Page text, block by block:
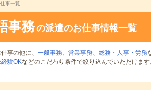
事一覧
事務の派遣のお仕事情報一覧
事の他に、 一般事務、 営業事務、 総務・人事・労務
験OKなどのこだわり条件で絞り込んでいただけます